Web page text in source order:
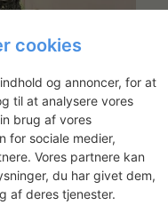
cookies
og annoncer, for at
til at analysere vores
brug af vores
for sociale medier,
Vores partnere kan
du har givet dem,
af deres tjenester.